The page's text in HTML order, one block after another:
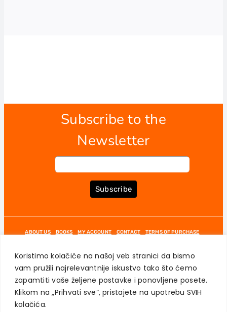
Koristimo kolačiće na našoj veb stranici da bismo
vam pružili najrelevantnije iskustvo tako što ćemo
zapamtiti vaše željene postavke i ponovljene posete.
Klikom na „Prihvati sve“, pristajete na upotrebu SVIH
kolačića.
Subscribe to the
Newsletter
Subscribe
ABOUT US BOOKS MY ACCOUNT CONTACT
TERMS OF PURCHASE